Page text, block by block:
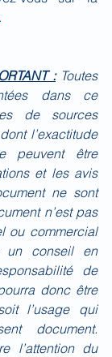
: Toutes
dans ce
de sources
l’exactitude
peuvent être
et les avis
ne sont
n’est pas
ou commercial
un conseil en
de
donc être
l’usage qui
document.
l’attention du